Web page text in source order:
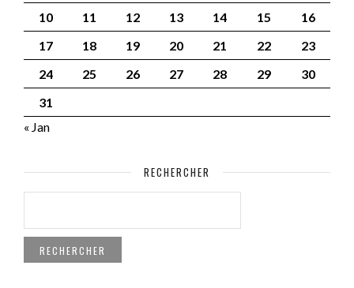
10
11 12 13 14 15
16
17
18 19 20 21 22
23
24
25 26 27 28 29
30
31
« Jan
RECHERCHER